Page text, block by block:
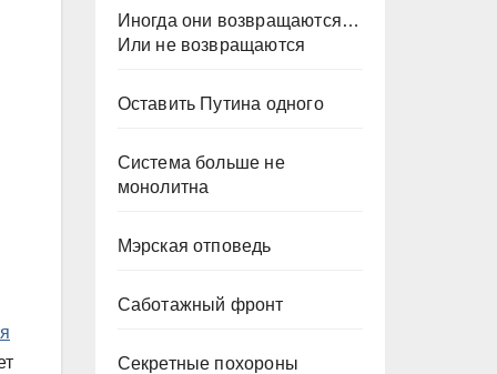
Иногда они возвращаются…
Или не возвращаются
Оставить Путина одного
Система больше не
монолитна
Мэрская отповедь
Саботажный фронт
Секретные похороны